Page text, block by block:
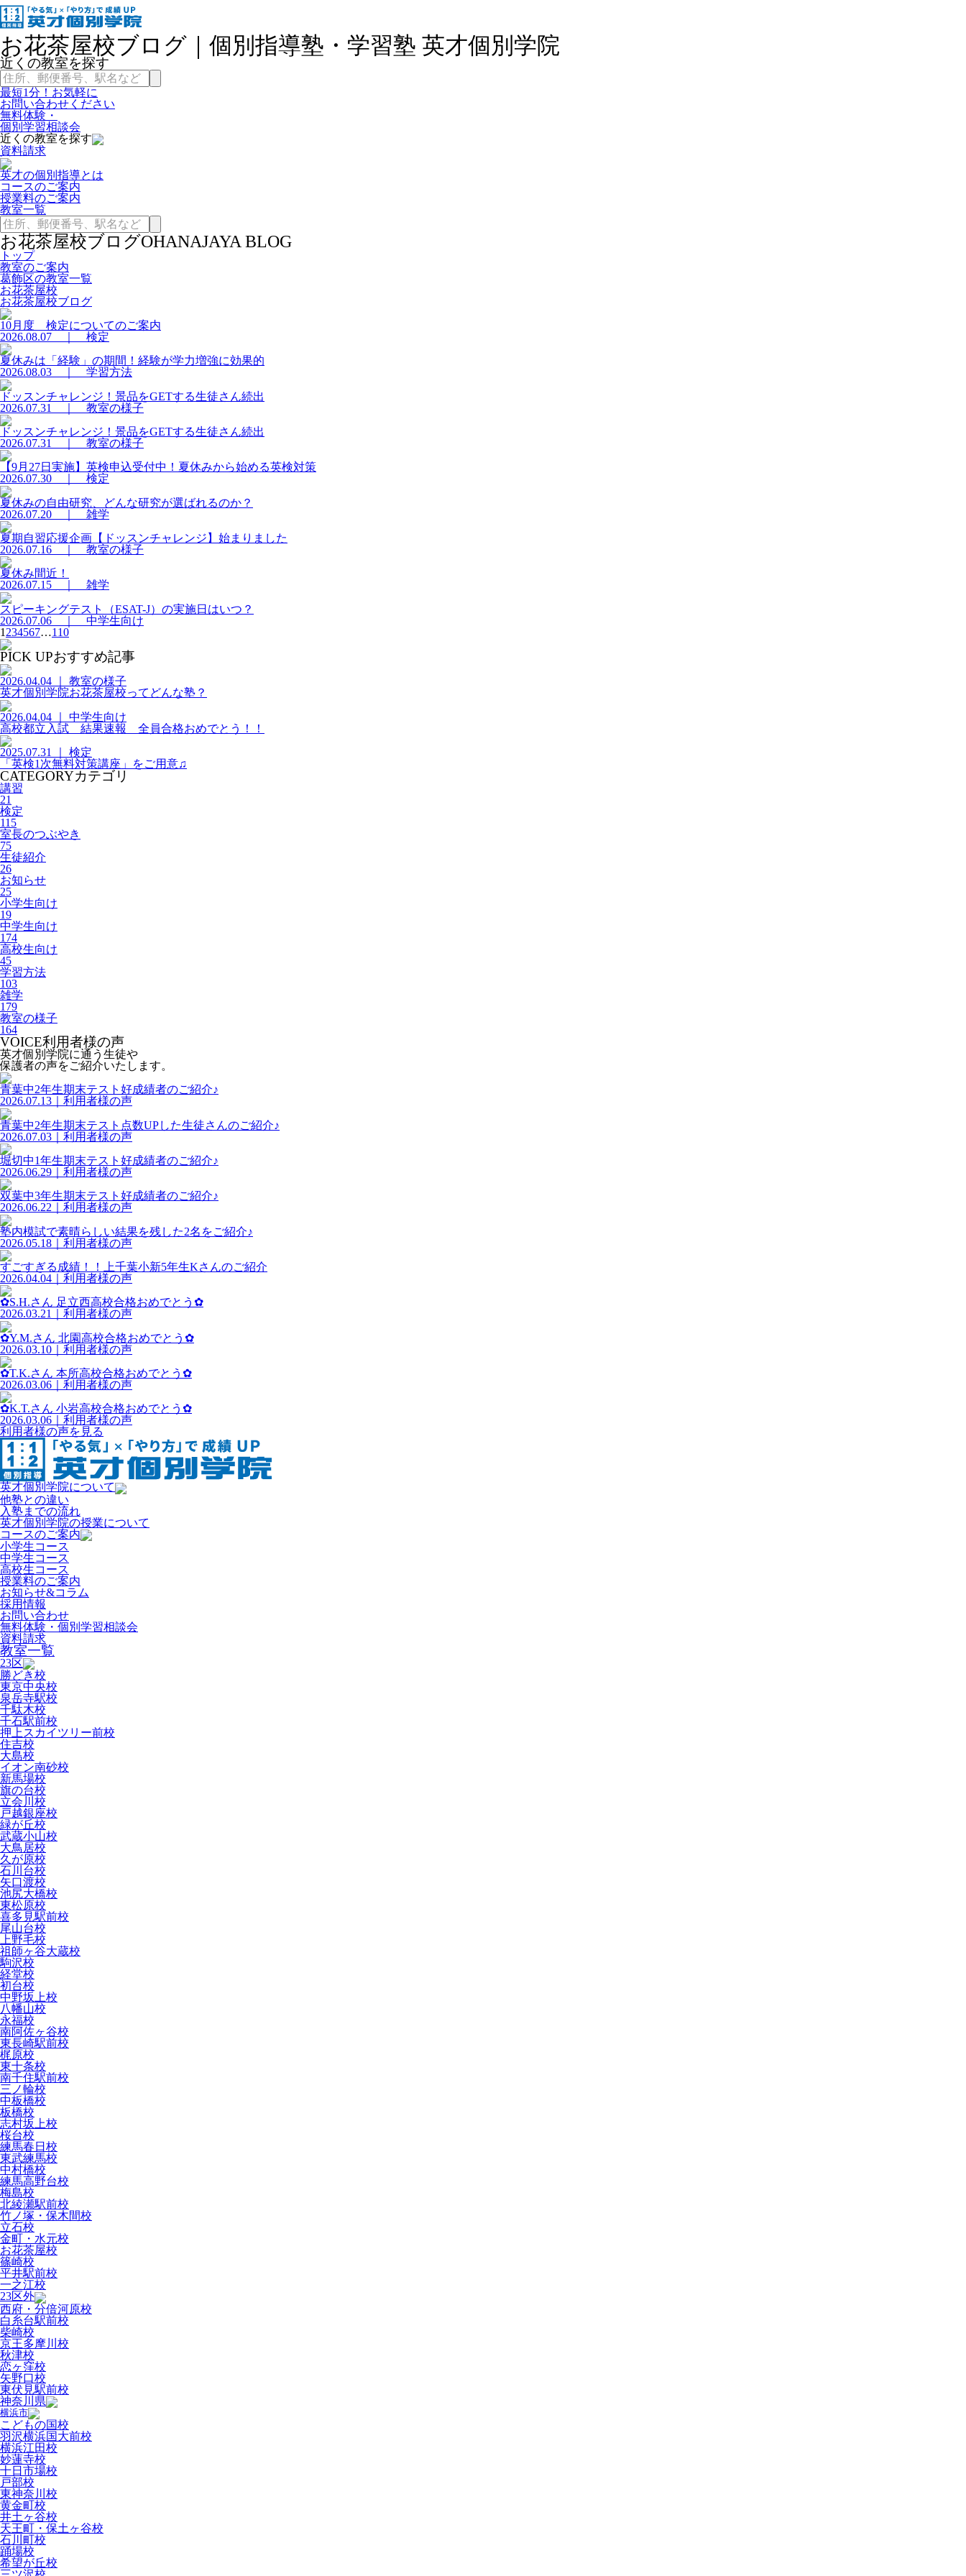
お花茶屋校ブログ｜個別指導塾・学習塾 英才個別学院
近くの教室を探す
最短1分！お気軽に
お問い合わせください
無料体験・
個別学習相談会
近くの教室を探す
資料請求
英才の個別指導とは
コースのご案内
授業料のご案内
教室一覧
お花茶屋校ブログOHANAJAYA BLOG
トップ
教室のご案内
葛飾区の教室一覧
お花茶屋校
お花茶屋校ブログ
10月度 検定についてのご案内
2026.08.07 ｜ 検定
夏休みは「経験」の期間！経験が学力増強に効果的
2026.08.03 ｜ 学習方法
ドッスンチャレンジ！景品をGETする生徒さん続出
2026.07.31 ｜ 教室の様子
ドッスンチャレンジ！景品をGETする生徒さん続出
2026.07.31 ｜ 教室の様子
【9月27日実施】英検申込受付中！夏休みから始める英検対策
2026.07.30 ｜ 検定
夏休みの自由研究、どんな研究が選ばれるのか？
2026.07.20 ｜ 雑学
夏期自習応援企画【ドッスンチャレンジ】始まりました
2026.07.16 ｜ 教室の様子
夏休み間近！
2026.07.15 ｜ 雑学
スピーキングテスト（ESAT-J）の実施日はいつ？
2026.07.06 ｜ 中学生向け
1 234567…110
PICK UPおすすめ記事
2026.04.04 ｜ 教室の様子
英才個別学院お花茶屋校ってどんな塾？
2026.04.04 ｜ 中学生向け
高校都立入試 結果速報 全員合格おめでとう！！
2025.07.31 ｜ 検定
「英検1次無料対策講座」をご用意♫
CATEGORYカテゴリ
講習
21
検定
115
室長のつぶやき
75
生徒紹介
26
お知らせ
25
小学生向け
19
中学生向け
174
高校生向け
45
学習方法
103
雑学
179
教室の様子
164
VOICE利用者様の声
英才個別学院に通う生徒や
保護者の声をご紹介いたします。
青葉中2年生期末テスト好成績者のご紹介♪
2026.07.13｜利用者様の声
青葉中2年生期末テスト点数UPした生徒さんのご紹介♪
2026.07.03｜利用者様の声
堀切中1年生期末テスト好成績者のご紹介♪
2026.06.29｜利用者様の声
双葉中3年生期末テスト好成績者のご紹介♪
2026.06.22｜利用者様の声
塾内模試で素晴らしい結果を残した2名をご紹介♪
2026.05.18｜利用者様の声
すごすぎる成績！！上千葉小新5年生Kさんのご紹介
2026.04.04｜利用者様の声
✿S.H.さん 足立西高校合格おめでとう✿
2026.03.21｜利用者様の声
✿Y.M.さん 北園高校合格おめでとう✿
2026.03.10｜利用者様の声
✿T.K.さん 本所高校合格おめでとう✿
2026.03.06｜利用者様の声
✿K.T.さん 小岩高校合格おめでとう✿
2026.03.06｜利用者様の声
利用者様の声を見る
英才個別学院について
他塾との違い
入塾までの流れ
英才個別学院の授業について
コースのご案内
小学生コース
中学生コース
高校生コース
授業料のご案内
お知らせ&コラム
採用情報
お問い合わせ
無料体験・個別学習相談会
資料請求
教室一覧
23区
勝どき校
東京中央校
泉岳寺駅校
千駄木校
千石駅前校
押上スカイツリー前校
住吉校
大島校
イオン南砂校
新馬場校
旗の台校
立会川校
戸越銀座校
緑が丘校
武蔵小山校
大鳥居校
久が原校
石川台校
矢口渡校
池尻大橋校
東松原校
喜多見駅前校
尾山台校
上野毛校
祖師ヶ谷大蔵校
駒沢校
経堂校
初台校
中野坂上校
八幡山校
永福校
南阿佐ヶ谷校
東長崎駅前校
梶原校
東十条校
南千住駅前校
三ノ輪校
中板橋校
板橋校
志村坂上校
桜台校
練馬春日校
東武練馬校
中村橋校
練馬高野台校
梅島校
北綾瀬駅前校
竹ノ塚・保木間校
立石校
金町・水元校
お花茶屋校
篠崎校
平井駅前校
一之江校
23区外
西府・分倍河原校
白糸台駅前校
柴崎校
京王多摩川校
秋津校
恋ヶ窪校
矢野口校
東伏見駅前校
神奈川県
横浜市
こどもの国校
羽沢横浜国大前校
横浜江田校
妙蓮寺校
十日市場校
戸部校
東神奈川校
黄金町校
井土ヶ谷校
天王町・保土ヶ谷校
石川町校
踊場校
希望が丘校